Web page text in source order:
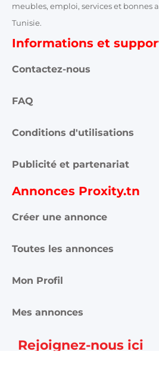
meubles, emploi, services et bonnes
Tunisie.
Informations et
Contactez-nous
FAQ
Conditions d'utilisations
Publicité et partenariat
Annonces Proxity.tn
Créer une annonce
Toutes les annonces
Mon Profil
Mes annonces
Rejoignez-nous ici